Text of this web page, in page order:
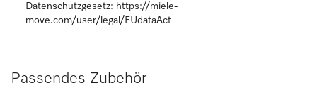
Datenschutzgesetz: https://miele-
move.com/user/legal/EUdataAct
Passendes Zubehör